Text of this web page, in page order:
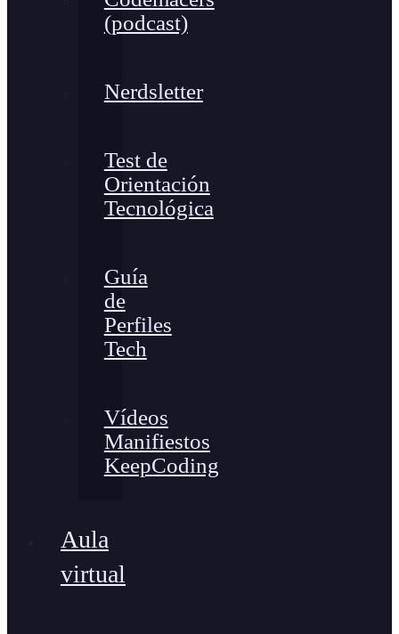
(podcast)
Nerdsletter
Test de
Orientación
Tecnológica
Guía
de
Perfiles
Tech
Vídeos
Manifiestos
KeepCoding
Aula
virtual